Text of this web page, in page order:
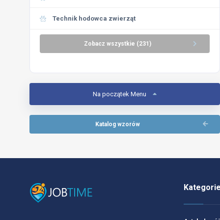
Technik hodowca zwierząt
Zobacz wszystkie (231)
Na początek Menu
Katalog wzorów